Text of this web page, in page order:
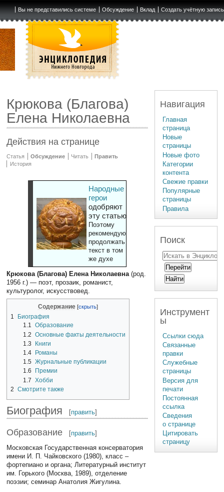
Вы не представились системе Обсуждение Вклад Создать учётную запись
Крюкова (Благова)
Елена Николаевна
Действия на странице
Статья Обсуждение Читать
Править
История
Народные
герои
одобряют
эту статью
Поэтому
рекомендуют
продолжать
текст в том
же духе
Крюкова (Благова) Елена Николаевна(род.
1956 г.) — поэт, прозаик, романист,
культуролог, искусствовед.
Содержание
1
Биография
1.1 Образование
1.2 Основные факты деятельности
1.3
Книги
1.4
Романы
1.5 Журнальные публикации
1.6
Премии
1.7 Хобби
2
Смотрите также
Биография [править]
Образование [править]
Московская Государственная консерватория
имени И. П. Чайковского (1980), класс –
фортепиано и органа; Литературный институт
им. Горького (Москва, 1989), отделение
поэзии; семинар Анатолия Жигулина.
Навигация
Главная
страница
Новые
страницы
Новые фото
Категории
контента
Свежие правки
Популярные
страницы
Правила
Поиск
Инструмент
ы
Ссылки сюда
Связанные
правки
Служебные
страницы
Версия для
печати
Постоянная
ссылка
Сведения
о странице
Цитировать
страницу